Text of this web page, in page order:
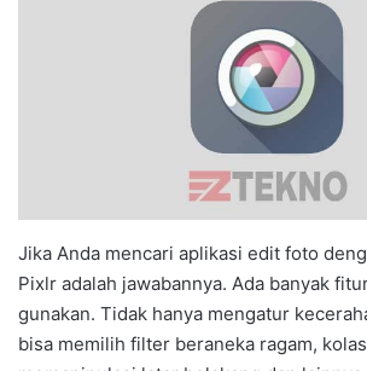
Jika Anda mencari aplikasi edit foto
Pixlr adalah jawabannya. Ada banyak
gunakan. Tidak hanya mengatur
bisa memilih filter beraneka ragam,